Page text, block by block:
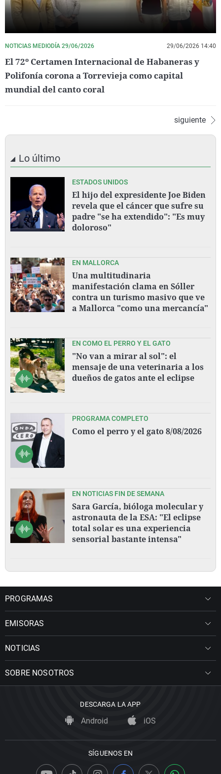
NOTICIAS MEDIODÍA 29/06/2026 29/06/2026 14:40
El 72º Certamen Internacional de Habaneras y
Polifonía corona a Torrevieja como capital
mundial del canto coral
siguiente
Lo último
ESTADOS UNIDOS
El hijo del expresidente Joe Biden
revela que el cáncer que sufre su
padre "se ha extendido": "Es muy
doloroso"
EN MALLORCA
Una multitudinaria
manifestación clama en Sóller
contra un turismo masivo que ve
a Mallorca "como una mercancía"
EN COMO EL PERRO Y EL GATO
"No van a mirar al sol": el
mensaje de una veterinaria a los
dueños de gatos ante el eclipse
PROGRAMA COMPLETO
Como el perro y el gato 8/08/2026
EN NOTICIAS FIN DE SEMANA
Sara García, bióloga molecular y
astronauta de la ESA: "El eclipse
total solar es una experiencia
sensorial bastante intensa"
PROGRAMAS
EMISORAS
NOTICIAS
SOBRE NOSOTROS
DESCARGA LA APP
Android iOS
SÍGUENOS EN